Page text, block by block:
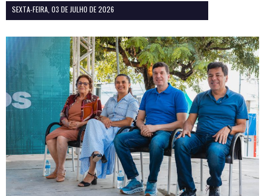
SEXTA-FEIRA, 03 DE JULHO DE 2026